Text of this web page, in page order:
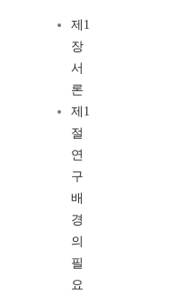
제1
장
서
론
제1
절
연
구
배
경
의
필
요